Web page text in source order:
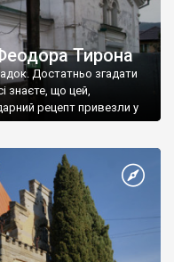
Тирона
Достатньо згадати
знаєте, що цей,
рецепт привезли у